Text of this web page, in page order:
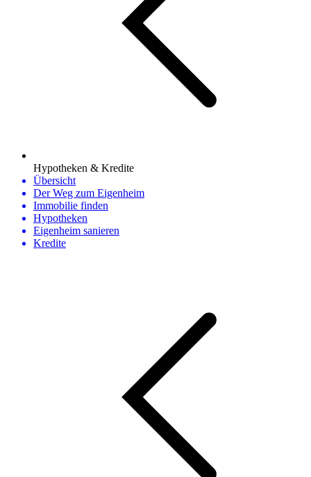
Hypotheken & Kredite
Übersicht
Der Weg zum Eigenheim
Immobilie finden
Hypotheken
Eigenheim sanieren
Kredite